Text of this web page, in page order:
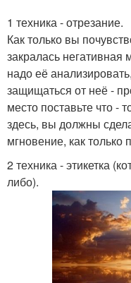
1 техника - отрезание.
Как только вы
закралась
надо её
защищаться от неё -
место поставьте что -
здесь, вы должны
мгновение, как
2 техника - этикетка
либо).